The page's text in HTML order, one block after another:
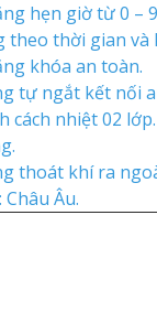
hẹn giờ từ 0 –
theo thời gian và
khóa an toàn.
tự ngắt kết nối
cách nhiệt 02 lớp.
thoát khí ra
Âu.